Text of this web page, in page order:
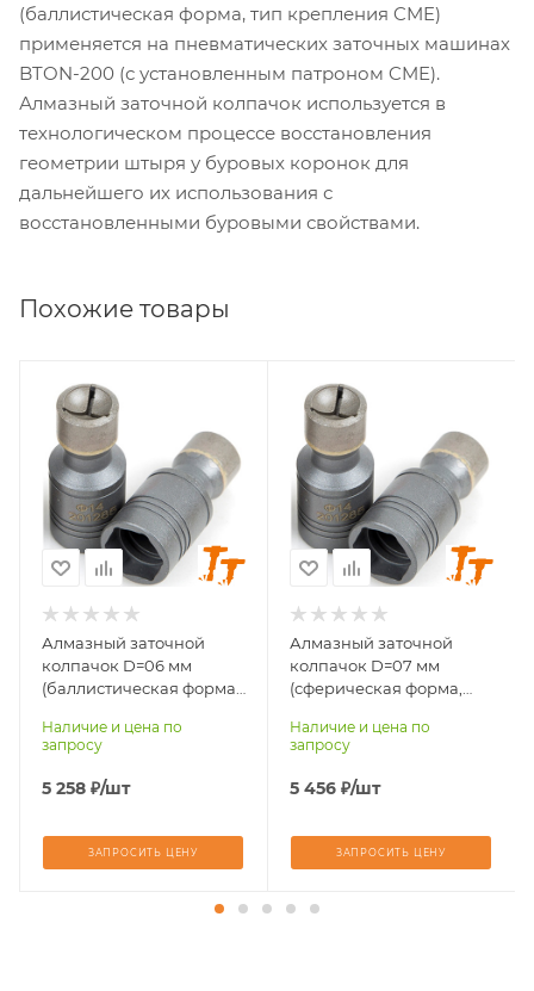
(баллистическая форма, тип крепления CME)
применяется на пневматических заточных машинах
BTON-200 (с установленным патроном CME).
Алмазный заточной колпачок используется в
технологическом процессе восстановления
геометрии штыря у буровых коронок для
дальнейшего их использования с
восстановленными буровыми свойствами.
Похожие товары
Геометрия заточки
баллистика
Диаметр заточки, мм
6
Стандарт хвостовика
CME
Алмазный заточной
колпачок D=06 мм
(баллистическая форма,
CME
Наличие и цена по
запросу
5 258 ₽/шт
ЗАПРОСИТЬ ЦЕНУ
Геометрия заточки
сфера
Диаметр заточки, мм
7
Стандарт хвостовика
CME
Алмазный заточной
колпачок D=07 мм
(сферическая форма,
CME
Наличие и цена по
запросу
5 456 ₽/шт
ЗАПРОСИТЬ ЦЕНУ